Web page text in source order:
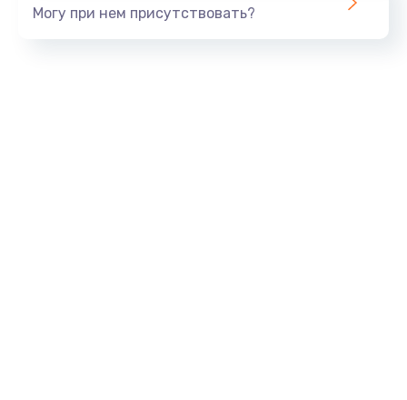
Могу при нем присутствовать?